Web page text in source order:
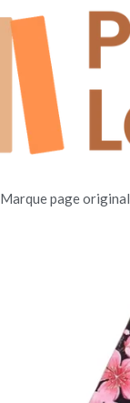
Marque page original